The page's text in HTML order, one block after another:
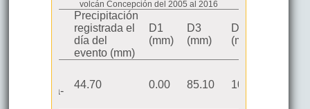
volcán Concepción del 2005 al 2016
Precipitación
registrada el
día del
evento (mm)
D1
(mm)
D3
(mm)
D10
(mm)
Moyogalpa-
44.70 0.00 85.10 108.50